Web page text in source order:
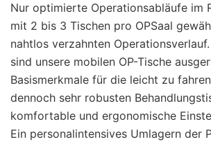
Nur optimierte Operationsabläufe im
mit 2 bis 3 Tischen pro OPSaal
nahtlos verzahnten
sind unsere mobilen OP-Tische
Basismerkmale für die leicht zu
dennoch sehr robusten
komfortable und ergonomische
Ein personalintensives Umlagern der